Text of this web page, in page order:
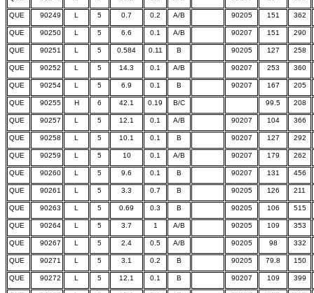
QUE 90249 L 5 0.7 0.2 A/B 90205 151 362
QUE 90250 L 5 6.6 0.1 A/B 90207 151 290
QUE 90251 L 5 0.584 0.11 B 90205 127 258
QUE 90252 L 5 14.3 0.1 A/B 90207 253 360
QUE 90254 L 5 6.9 0.1 B 90207 167 205
QUE 90255 H 6 42.1 0.19 B/C 99.5 208
QUE 90257 L 5 12.1 0.1 A/B 90207 104 366
QUE 90258 L 5 10.1 0.1 B 90207 127 292
QUE 90259 L 5 10 0.1 A/B 90207 179 262
QUE 90260 L 5 9.6 0.1 B 90207 131 456
QUE 90261 L 5 3.3 0.7 B 90205 126 211
QUE 90263 L 5 0.69 0.3 B 90205 106 515
QUE 90264 L 5 3.7 1 A/B 90205 109 353
QUE 90267 L 5 2.4 0.5 A/B 90205 98 332
QUE 90271 L 5 3.1 0.2 B 90205 79.8 150
QUE 90272 L 5 12.1 0.1 B 90207 109 399